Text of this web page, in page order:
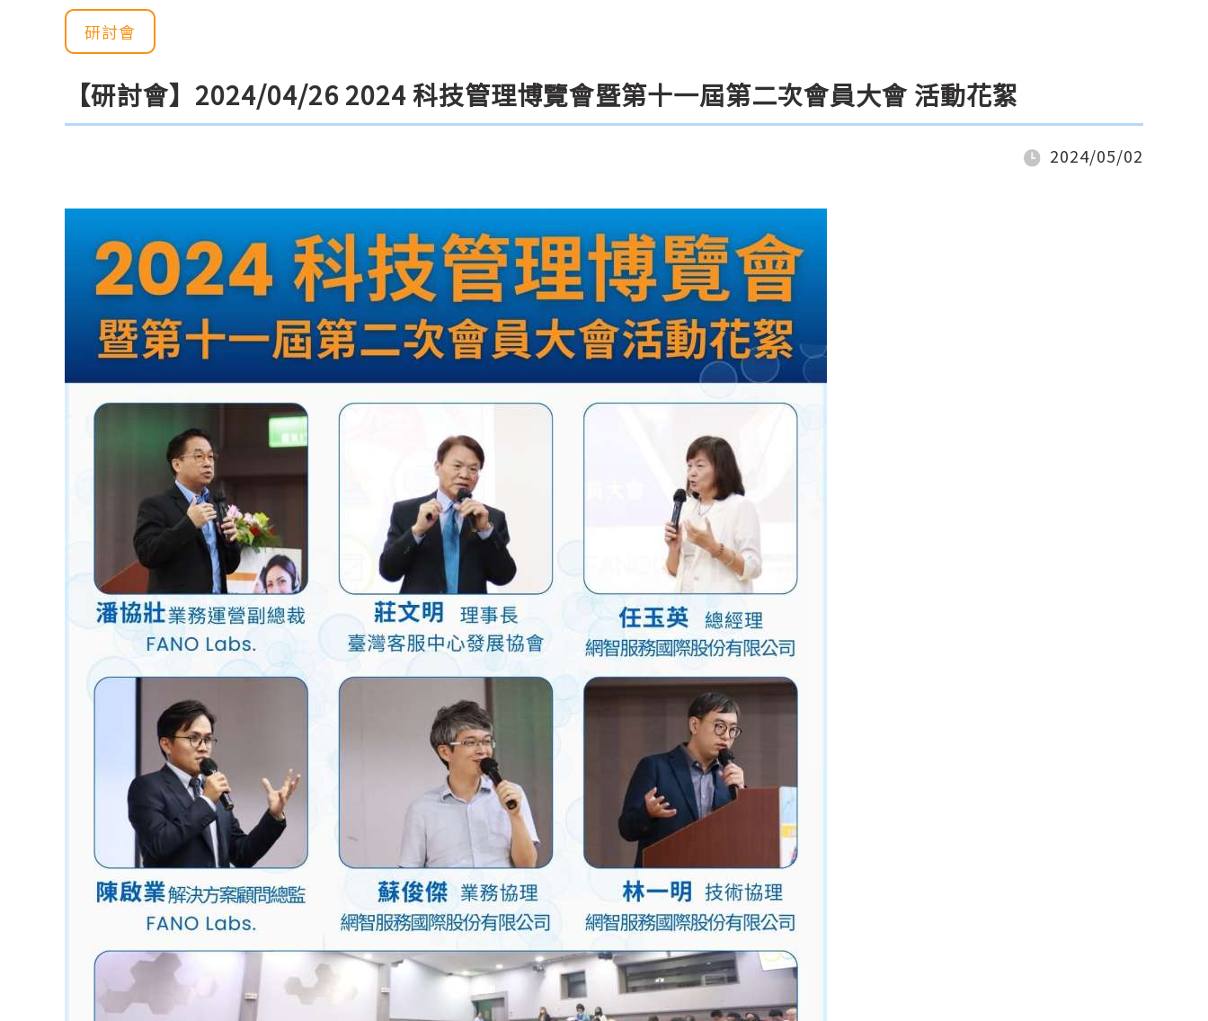
研討會
【研討會】2024/04/26 2024 科技管理博覽會暨第十一屆第二次會員大會 活動花絮
2024/05/02